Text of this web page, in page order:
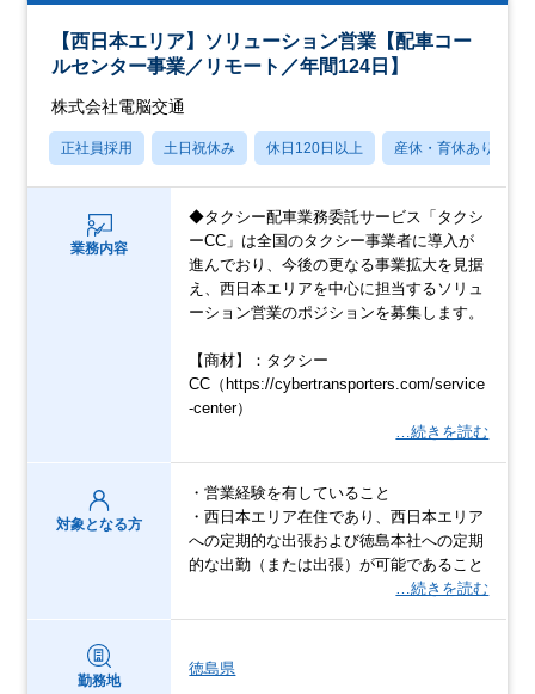
【西日本エリア】ソリューション営業【配車コー
ルセンター事業／リモート／年間124日】
株式会社電脳交通
正社員採用 土日祝休み 休日120日以上 産休・育休あり
業務内容
◆タクシー配車業務委託サービス「タクシ
ーCC」は全国のタクシー事業者に導入が
進んでおり、今後の更なる事業拡大を見据
え、西日本エリアを中心に担当するソリュ
ーション営業のポジションを募集します。
【商材】：タクシー
CC（https://cybertransporters.com/service
-center）
…続きを読む
対象となる方
・営業経験を有していること
・西日本エリア在住であり、西日本エリア
への定期的な出張および徳島本社への定期
的な出勤（または出張）が可能であること
…続きを読む
勤務地
徳島県